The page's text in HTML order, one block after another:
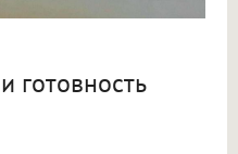
готовность